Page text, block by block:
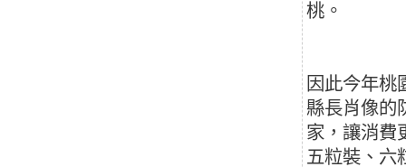
桃。
因此今年桃
縣長肖像的
家，讓消費
五粒裝、六